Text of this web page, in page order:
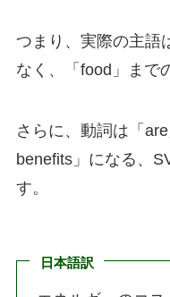
つまり、実際の主語
なく、「food」まで
さらに、動詞は「
benefits」になる、
す。
日本語訳